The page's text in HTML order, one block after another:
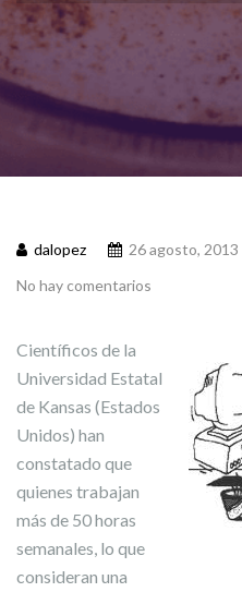
dalopez 26 agosto, 2013
No hay comentarios
Científicos de la
Universidad Estatal
de Kansas (Estados
Unidos) han
constatado que
quienes trabajan
más de 50 horas
semanales, lo que
consideran una